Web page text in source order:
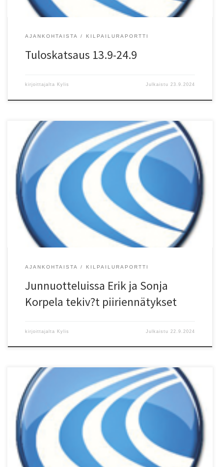
AJANKOHTAISTA KILPAILURAPORTTI
Tuloskatsaus 13.9-24.9
kirjoittajalta Kylis Julkaistu23.9.2024
Viikonloppuna käytiin junnumoniottelut kahdessa osassa El?
intarhassa ja Hiekkaharjussa. Lauantaina Helsingin Kisa-Veikkojen
Sonja Korpela otteli 10-vuotiaiden neliottelussa pisteet 1246, joka
on uusi piiriennätys. Entinen piiriennätys oli Espoon Tapioiden
Evelyn Ohian 1118 vuodelta 2022. Sunnuntaina Vantaan
Salamoiden Erik Korpela teki 12-vuotiaiden viisiottelussa pisteet
2663, joka on kaikkien aikojen paras tulos Suomessa. Entinen […]
AJANKOHTAISTA KILPAILURAPORTTI
Junnuotteluissa Erik ja Sonja
Korpela tekiv?t piiriennätykset
kirjoittajalta Kylis Julkaistu 22.9.2024
HELSYn, LASYn, KYMYn ja UUDYn ja N?IDn yhteinen piirileiri kaudella
2024-2025 toteutetaan kolmessa osassa Liikuntakeskus
Pajulahdessa seuraavasti: leiri 8.-10.11.2024 leiri 3.-5.01.2025 leiri
11.-13.4.2025 Leiri Yleisurheilun lajikarnevaalit kesäll? 2025 ?
lajikarnevaaleille erillinen ilmoittautuminen suoraan karnevaalij?
rjestäjille Ilmoittautuminen leiritykseen:
https://www.suomisport.fi/events/08cfb07e-08d0-4a05-9704-
b2c131b2de9e T?yt? hakulomake 22.09.2024 mennessä, jolloin